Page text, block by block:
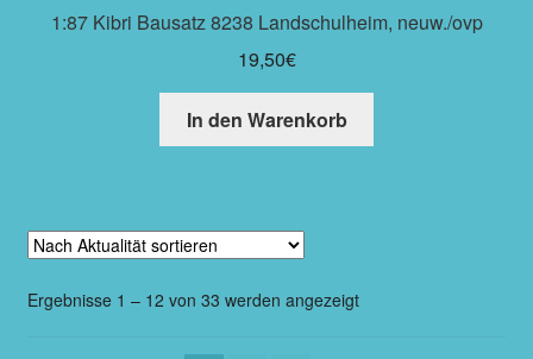
1:87 Kibri Bausatz 8238 Landschulheim, neuw./ovp
19,50€
In den Warenkorb
Ergebnisse 1 – 12 von 33 werden angezeigt